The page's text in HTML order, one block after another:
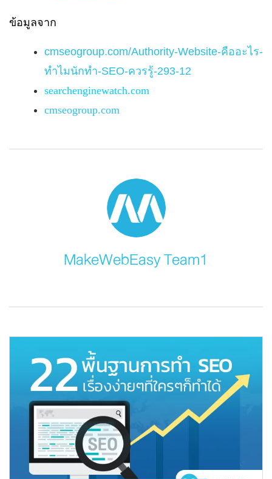
ข้อมูลจาก
cmseogroup.com/Authority-Website-คืออะไร-
ทำไมนักทำ-SEO-ควรรู้-293-12
searchenginewatch.com
cmseogroup.com
MakeWebEasy Team1